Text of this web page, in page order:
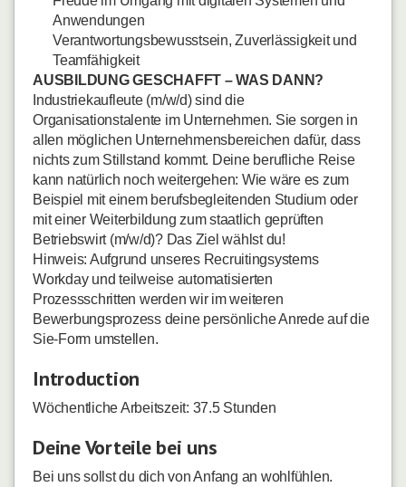
Anwendungen
Verantwortungsbewusstsein, Zuverlässigkeit und
Teamfähigkeit
AUSBILDUNG GESCHAFFT – WAS DANN?
Industriekaufleute (m/w/d) sind die
Organisationstalente im Unternehmen. Sie sorgen in
allen möglichen Unternehmensbereichen dafür, dass
nichts zum Stillstand kommt. Deine berufliche Reise
kann natürlich noch weitergehen: Wie wäre es zum
Beispiel mit einem berufsbegleitenden Studium oder
mit einer Weiterbildung zum staatlich geprüften
Betriebswirt (m/w/d)? Das Ziel wählst du!
Hinweis: Aufgrund unseres Recruitingsystems
Workday und teilweise automatisierten
Prozessschritten werden wir im weiteren
Bewerbungsprozess deine persönliche Anrede auf die
Sie-Form umstellen.
Introduction
Wöchentliche Arbeitszeit: 37.5 Stunden
Deine Vorteile bei uns
Bei uns sollst du dich von Anfang an wohlfühlen.